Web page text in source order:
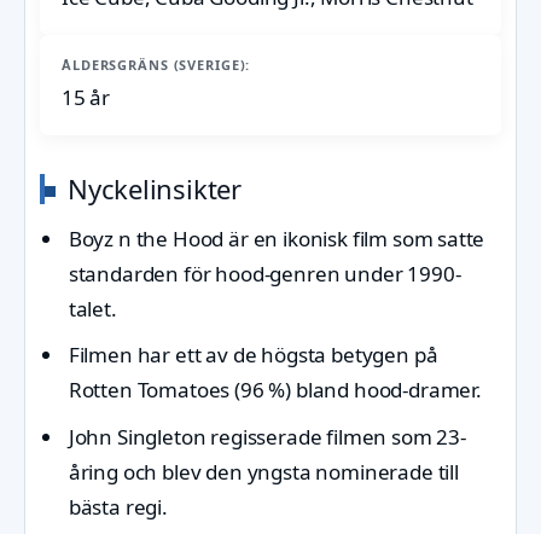
ÅLDERSGRÄNS (SVERIGE):
15 år
Nyckelinsikter
Boyz n the Hood är en ikonisk film som satte
standarden för hood-genren under 1990-
talet.
Filmen har ett av de högsta betygen på
Rotten Tomatoes (96 %) bland hood-dramer.
John Singleton regisserade filmen som 23-
åring och blev den yngsta nominerade till
bästa regi.